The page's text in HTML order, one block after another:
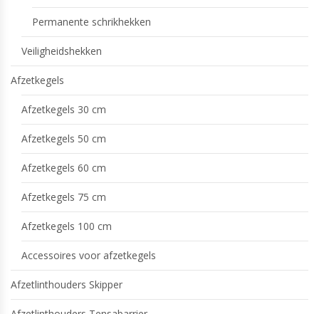
Permanente schrikhekken
Veiligheidshekken
Afzetkegels
Afzetkegels 30 cm
Afzetkegels 50 cm
Afzetkegels 60 cm
Afzetkegels 75 cm
Afzetkegels 100 cm
Accessoires voor afzetkegels
Afzetlinthouders Skipper